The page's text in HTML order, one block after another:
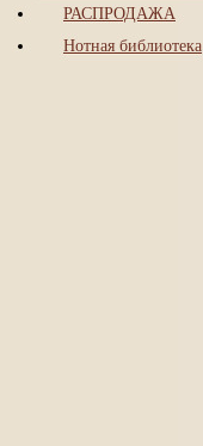
РАСПРОДАЖА
Нотная библиотека